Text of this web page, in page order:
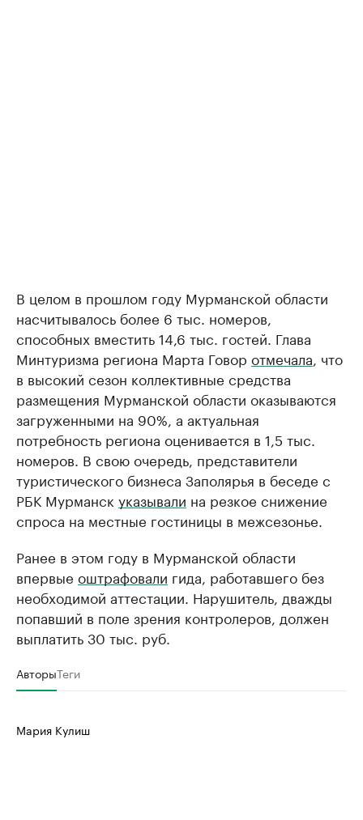
В целом в прошлом году Мурманской области
насчитывалось более 6 тыс. номеров,
способных вместить 14,6 тыс. гостей. Глава
Минтуризма региона Марта Говор отмечала, что
в высокий сезон коллективные средства
размещения Мурманской области оказываются
загруженными на 90%, а актуальная
потребность региона оценивается в 1,5 тыс.
номеров. В свою очередь, представители
туристического бизнеса Заполярья в беседе с
РБК Мурманск указывали на резкое снижение
спроса на местные гостиницы в межсезонье.
Ранее в этом году в Мурманской области
впервые оштрафовали гида, работавшего без
необходимой аттестации. Нарушитель, дважды
попавший в поле зрения контролеров, должен
выплатить 30 тыс. руб.
АвторыТеги
Мария Кулиш